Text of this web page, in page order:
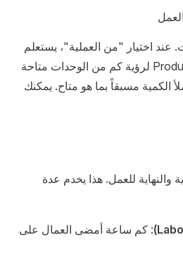
عند اختيار "من العملية"، يستعلم
عن Production System Entry لرؤية كم من الوحدات متاحة
الكمية مسبقاً بما هو متاح. يمكنك
والنهاية للعمل. هذا يخدم عدة
: كم ساعة أمضى العمال على